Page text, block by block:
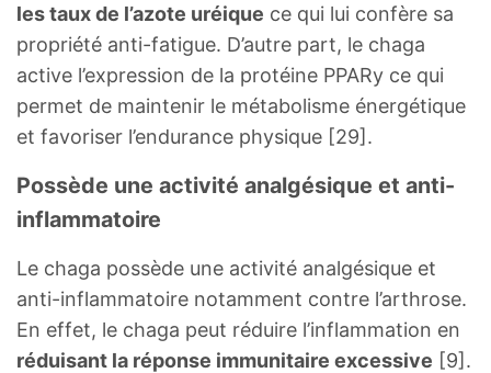
les taux de l’azote uréique ce qui lui confère sa
propriété anti-fatigue. D’autre part, le chaga
active l’expression de la protéine PPARy ce qui
permet de maintenir le métabolisme énergétique
et favoriser l’endurance physique [29].
Possède une activité analgésique et anti-
inflammatoire
Le chaga possède une activité analgésique et
anti-inflammatoire notamment contre l’arthrose.
En effet, le chaga peut réduire l’inflammation en
réduisant la réponse immunitaire excessive [9].